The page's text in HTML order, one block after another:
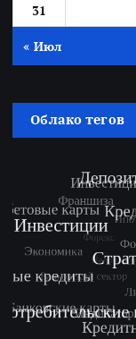
31
« Июл
Облако тегов